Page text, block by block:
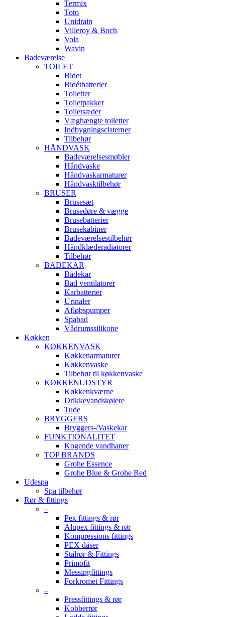
Termix
Toto
Unidrain
Villeroy & Boch
Vola
Wavin
Badeværelse
TOILET
Bidet
Bidétbatterier
Toiletter
Toiletpakker
Toiletsæder
Væghængte toiletter
Indbygningscisterner
Tilbehør
HÅNDVASK
Badeværelsesmøbler
Håndvaske
Håndvaskarmaturer
Håndvasktilbehør
BRUSER
Brusesæt
Brusedøre & vægge
Brusebatterier
Brusekabiner
Badeværelsestilbehør
Håndklæderadiatorer
Tilbehør
BADEKAR
Badekar
Bad ventilatorer
Karbatterier
Urinaler
Afløbspumper
Spabad
Vådrumssilikone
Køkken
KØKKENVASK
Køkkenarmaturer
Køkkenvaske
Tilbehør til køkkenvaske
KØKKENUDSTYR
Køkkenkværne
Drikkevandskølere
Tude
BRYGGERS
Bryggers-/Vaskekar
FUNKTIONALITET
Kogende vandhaner
TOP BRANDS
Grohe Essence
Grohe Blue & Grohe Red
Udespa
Spa tilbehør
Rør & fittings
–
Pex fittings & rør
Alupex fittings & rør
Kompressions fittings
PEX dåser
Stålrør & Fittings
Primofit
Messingfittings
Forkromet Fittings
–
Pressfittings & rør
Kobberrør